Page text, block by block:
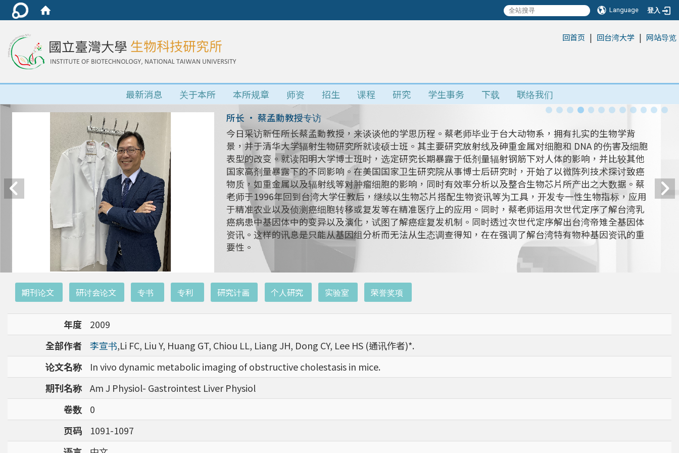
Language 登入
回首页 | 回台湾大学 | 网站导览
最新消息 关于本所 本所规章 师资 招生 课程 研究 学生事务 下载 联络我们
所长 • 蔡孟勳教授专访
今日采访新任所长蔡孟勳教授，来谈谈他的学思历程。蔡老师毕业于台大动物系，拥有扎实的生物学背
景，并于清华大学辐射生物研究所就读硕士班。其主要研究放射线及砷重金属对细胞和 DNA 的伤害及细胞
表型的改变。就读阳明大学博士班时，选定研究长期暴露于低剂量辐射钢筋下对人体的影响，并比较其他
国家高剂量暴露下的不同影响。在美国国家卫生研究院从事博士后研究时，开始了以微阵列技术探讨致癌
物质，如重金属以及辐射线等对肿瘤细胞的影响，同时有效率分析以及整合生物芯片所产出之大数据。蔡
老师于1996年回到台湾大学任教后，继续以生物芯片搭配生物资讯等为工具，开发专一性生物指标，应用
于精准农业以及侦测癌细胞转移或复发等在精准医疗上的应用。同时，蔡老师运用次世代定序了解台湾乳
癌病患中基因体中的变异以及演化，试图了解癌症复发机制。同时透过次世代定序解出台湾帝雉全基因体
资讯。这样的讯息是只能从基因组分析而无法从生态调查得知，在在强调了解台湾特有物种基因资讯的重
要性。
期刊论文 研讨会论文 专书 专利 研究计画 个人研究 实验室 荣誉奖项
年度
2009
全部作者
李宣书,Li FC, Liu Y, Huang GT, Chiou LL, Liang JH, Dong CY, Lee HS (通讯作者)*.
论文名称
In vivo dynamic metabolic imaging of obstructive cholestasis in mice.
期刊名称
Am J Physiol- Gastrointest Liver Physiol
卷数
0
页码
1091-1097